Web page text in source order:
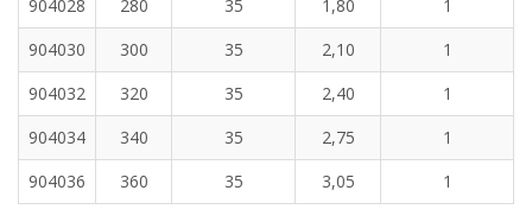
904028
280 35 1,80
1
904030
300 35 2,10
1
904032
320 35 2,40
1
904034
340 35 2,75
1
904036
360 35 3,05 1